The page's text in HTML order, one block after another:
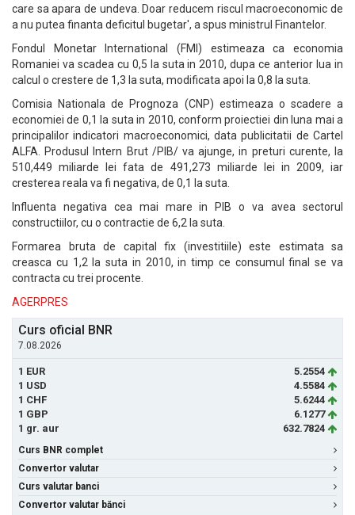
care sa apara de undeva. Doar reducem riscul macroeconomic de
a nu putea finanta deficitul bugetar', a spus ministrul Finantelor.
Fondul Monetar International (FMI) estimeaza ca economia
Romaniei va scadea cu 0,5 la suta in 2010, dupa ce anterior lua in
calcul o crestere de 1,3 la suta, modificata apoi la 0,8 la suta.
Comisia Nationala de Prognoza (CNP) estimeaza o scadere a
economiei de 0,1 la suta in 2010, conform proiectiei din luna mai a
principalilor indicatori macroeconomici, data publicitatii de Cartel
ALFA. Produsul Intern Brut /PIB/ va ajunge, in preturi curente, la
510,449 miliarde lei fata de 491,273 miliarde lei in 2009, iar
cresterea reala va fi negativa, de 0,1 la suta.
Influenta negativa cea mai mare in PIB o va avea sectorul
constructiilor, cu o contractie de 6,2 la suta.
Formarea bruta de capital fix (investitiile) este estimata sa
creasca cu 1,2 la suta in 2010, in timp ce consumul final se va
contracta cu trei procente.
AGERPRES
Curs oficial BNR
7.08.2026
1 EUR
5.2554
1 USD
4.5584
1 CHF
5.6244
1 GBP
6.1277
1 gr. aur
632.7824
Curs BNR complet
Convertor valutar
Curs valutar banci
Convertor valutar bănci